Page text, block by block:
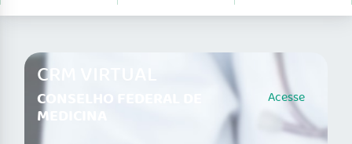
CRM VIRTUAL
CONSELHO FEDERAL DE
MEDICINA
Acesse